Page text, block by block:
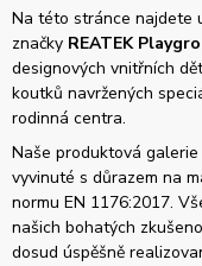
Na této stránce najdete
značky REATEK
designových vnitřních
koutků navržených
rodinná centra.
Naše produktová
vyvinuté s důrazem na
normu EN 1176:2017.
našich bohatých
dosud úspěšně